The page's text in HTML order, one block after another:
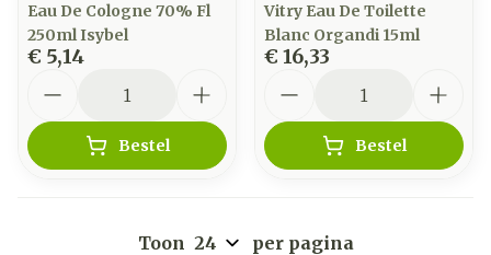
Eau De Cologne 70% Fl
250ml Isybel
€ 5,14
Bestel
Vitry Eau De Toilette
Blanc Organdi 15ml
€ 16,33
Bestel
Toon per pagina